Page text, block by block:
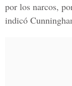
por los narcos,
indicó